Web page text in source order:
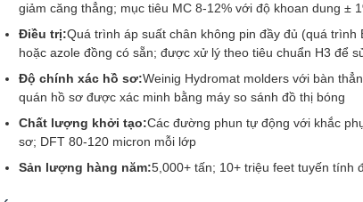
giảm căng thẳng; mục tiêu MC 8-12% với độ khoan dung ±
Điều trị:Quá trình áp suất chân không pin đầy đủ (quá
hoặc azole đồng có sẵn; được xử lý theo tiêu chuẩn H3 để
Độ chính xác hồ sơ:Weinig Hydromat molders với bàn
quán hồ sơ được xác minh bằng máy so sánh đồ thị bóng
Chất lượng khởi tạo:Các đường phun tự động với khắc
sơ; DFT 80-120 micron mỗi lớp
Sản lượng hàng năm:5,000+ tấn; 10+ triệu feet tuyến tính